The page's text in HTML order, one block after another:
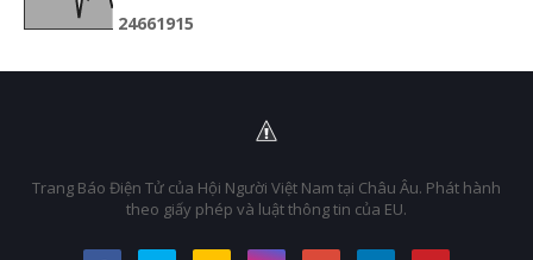
24661915
Trang Báo Điện Tử của Hội Người Việt Nam tại Châu Âu. Phát hành
theo giấy phép và luật thông tin của EU.